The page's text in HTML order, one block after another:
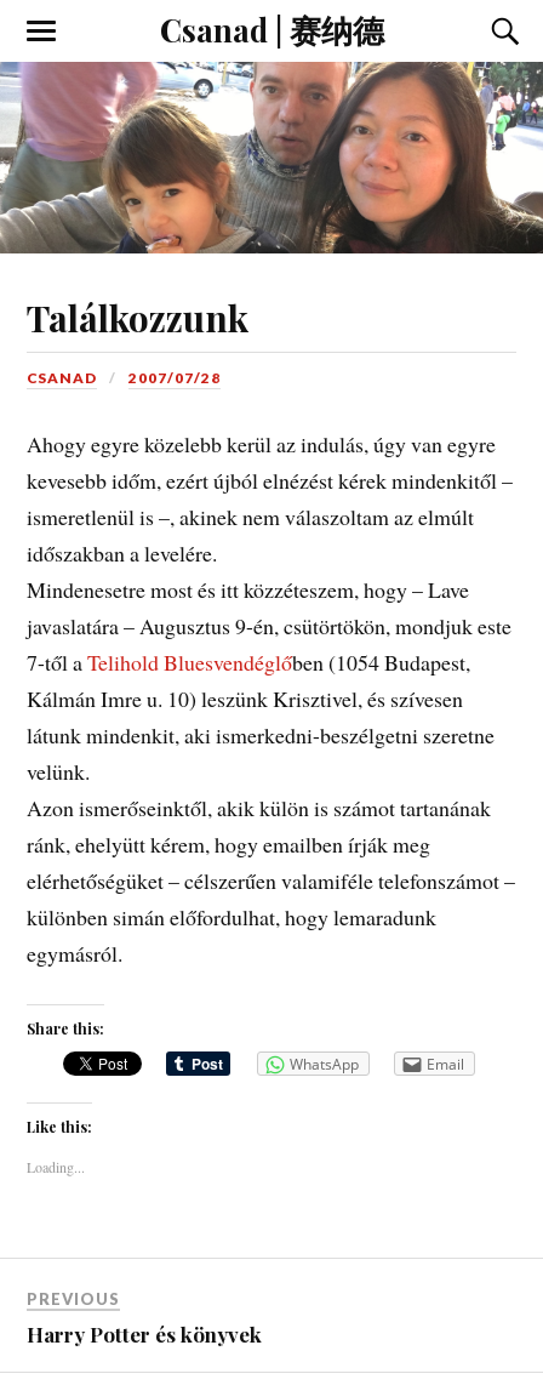
Csanad | 赛纳德
Találkozzunk
CSANAD 2007/07/28
Ahogy egyre közelebb kerül az indulás, úgy van egyre
kevesebb időm, ezért újból elnézést kérek mindenkitől –
ismeretlenül is –, akinek nem válaszoltam az elmúlt
időszakban a levelére.
Mindenesetre most és itt közzéteszem, hogy – Lave
javaslatára – Augusztus 9-én, csütörtökön, mondjuk este
7-től aTelihold Bluesvendéglőben (1054 Budapest,
Kálmán Imre u. 10) leszünk Krisztivel, és szívesen
látunk mindenkit, aki ismerkedni-beszélgetni szeretne
velünk.
Azon ismerőseinktől, akik külön is számot tartanának
ránk, ehelyütt kérem, hogy emailben írják meg
elérhetőségüket – célszerűen valamiféle telefonszámot –
különben simán előfordulhat, hogy lemaradunk
egymásról.
Share this:
WhatsApp Email
Like this:
Loading...
PREVIOUS
Harry Potter és könyvek